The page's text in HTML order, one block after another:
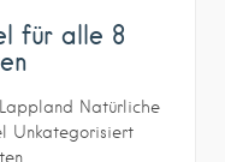
für alle 8
Lappland Natürliche
Unkategorisiert